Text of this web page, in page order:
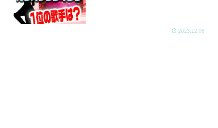
2023.12.06